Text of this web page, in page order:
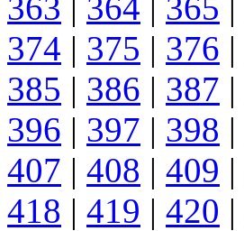
374 | 375 | 376 |
385 | 386 | 387 |
396 | 397 | 398 |
407 | 408 | 409 |
418 | 419 | 420 |